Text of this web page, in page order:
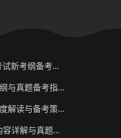
2025 年AP物理C力学考试新考纲备考要点与真题下载
2025年AP物理1考试大纲与真题备考指南
2025年AP物理2考纲深度解读与备考策略
2025年AP统计学考试内容详解与真题教材下载